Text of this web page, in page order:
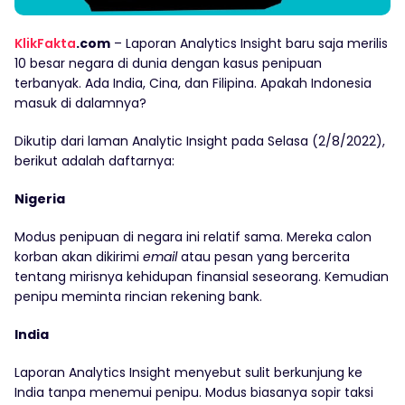
KlikFakta.com – Laporan Analytics Insight baru saja merilis
10 besar negara di dunia dengan kasus penipuan
terbanyak. Ada India, Cina, dan Filipina. Apakah Indonesia
masuk di dalamnya?
Dikutip dari laman Analytic Insight pada Selasa (2/8/2022),
berikut adalah daftarnya:
Nigeria
Modus penipuan di negara ini relatif sama. Mereka calon
korban akan dikirimi emailatau pesan yang bercerita
tentang mirisnya kehidupan finansial seseorang. Kemudian
penipu meminta rincian rekening bank.
India
Laporan Analytics Insight menyebut sulit berkunjung ke
India tanpa menemui penipu. Modus biasanya sopir taksi